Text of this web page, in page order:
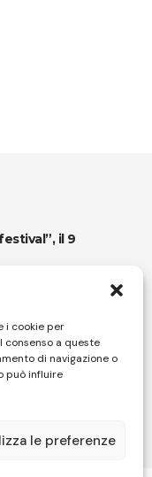
i cookie per
consenso a queste
di navigazione o
può influire
le preferenze
il 9
Joey